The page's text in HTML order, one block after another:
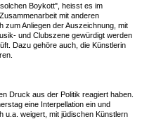
Boykott", heisst es im
mit anderen
Anliegen der Auszeichnung, mit
und Clubszene gewürdigt werden
Dazu gehöre auch, die Künstlerin
Druck aus der Politik reagiert haben.
eine Interpellation ein und
u.a. weigert, mit jüdischen Künstlern